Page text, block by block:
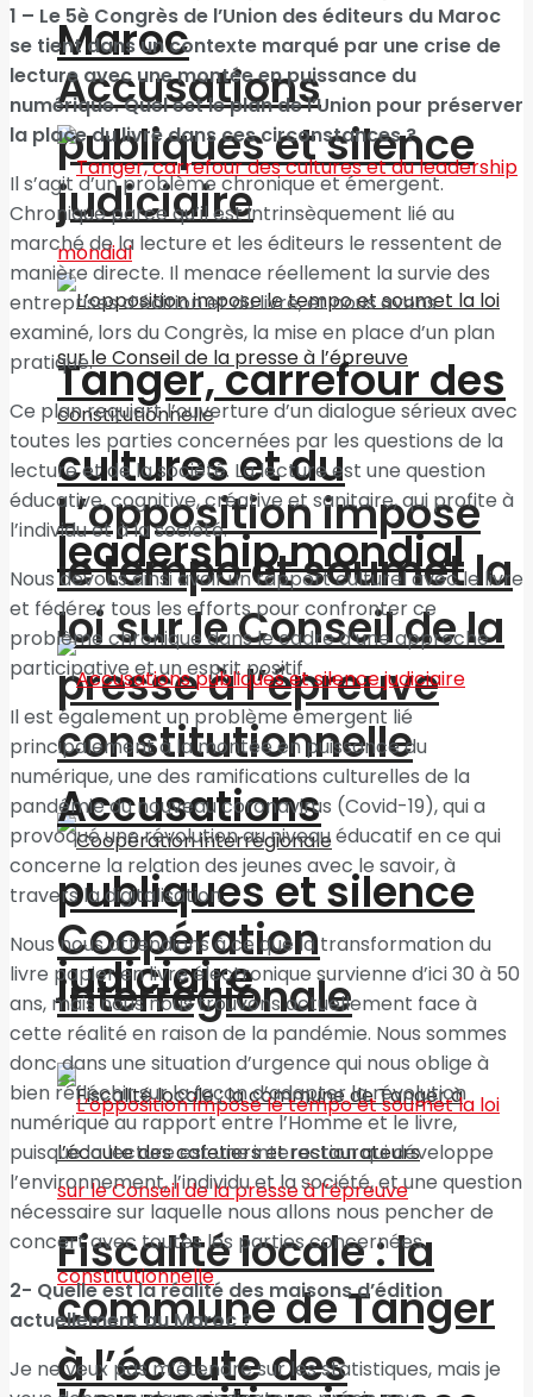
Accusations
publiques et silence
judiciaire
L’opposition impose
le tempo et soumet la
loi sur le Conseil de la
presse à l’épreuve
constitutionnelle
Coopération
interrégionale
Fiscalité locale : la
commune de Tanger
à l’écoute des
Maroc
Tanger, carrefour des
cultures et du
leadership mondial
Accusations
publiques et silence
judiciaire
1 – Le 5è Congrès de l’Union des éditeurs du Maroc
se tient dans un contexte marqué par une crise de
lecture avec une montée en puissance du
numérique. Quel est le plan de l’Union pour préserver
la place du livre dans ces circonstances ?
Il s’agit d’un problème chronique et émergent.
Chronique parce qu’il est intrinsèquement lié au
marché de la lecture et les éditeurs le ressentent de
manière directe. Il menace réellement la survie des
entreprises d’édition et du livre, et nous avons
examiné, lors du Congrès, la mise en place d’un plan
pratique.
Ce plan requiert l’ouverture d’un dialogue sérieux avec
toutes les parties concernées par les questions de la
lecture et de la société. La lecture est une question
éducative, cognitive, créative et sanitaire, qui profite à
l’individu et à la société.
Nous devons ainsi avoir un rapport culturel avec le livre
et fédérer tous les efforts pour confronter ce
problème chronique dans le cadre d’une approche
participative et un esprit positif.
Il est également un problème émergent lié
principalement à la montée en puissance du
numérique, une des ramifications culturelles de la
pandémie du nouveau coronavirus (Covid-19), qui a
provoqué une révolution au niveau éducatif en ce qui
concerne la relation des jeunes avec le savoir, à
travers la digitalisation.
Nous nous attendions à ce que la transformation du
livre papier en livre électronique survienne d’ici 30 à 50
ans, mais nous nous trouvons actuellement face à
cette réalité en raison de la pandémie. Nous sommes
donc dans une situation d’urgence qui nous oblige à
bien réfléchir sur la façon d’adapter la révolution
numérique au rapport entre l’Homme et le livre,
puisque la lecture est une interaction qui développe
l’environnement, l’individu et la société, et une question
nécessaire sur laquelle nous allons nous pencher de
concert avec toutes les parties concernées.
2- Quelle est la réalité des maisons d’édition
actuellement au Maroc ?
Je ne veux pas m’étendre sur les statistiques, mais je